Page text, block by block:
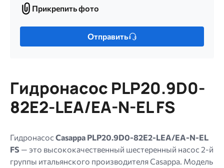
Прикрепить
фото
Прикрепить фото
Только
МБ.
Допустимые
типы:
jpg
jpeg
png.
Отправить
Гидронасос PLP20.9D0-
82E2-LEA/EA-N-EL FS
Гидронасос Casappa PLP20.9D0-82E2-LEA/EA-N-EL
FS — это высококачественный шестеренный насос 2-й
группы итальянского производителя Casappa. Модель